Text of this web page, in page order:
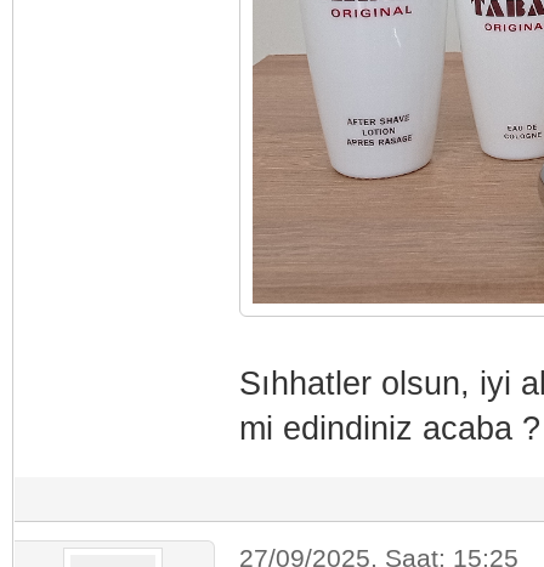
Sıhhatler olsun, iyi
mi edindiniz acaba
27/09/2025, Saat: 15:25